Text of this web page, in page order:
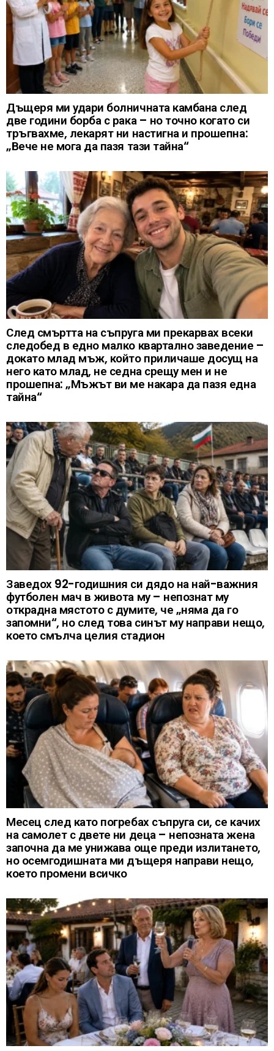
Дъщеря ми удари болничната камбана след
две години борба с рака – но точно когато си
тръгвахме, лекарят ни настигна и прошепна:
„Вече не мога да пазя тази тайна“
След смъртта на съпруга ми прекарвах всеки
следобед в едно малко квартално заведение –
докато млад мъж, който приличаше досущ на
него като млад, не седна срещу мен и не
прошепна: „Мъжът ви ме накара да пазя една
тайна“
Заведох 92-годишния си дядо на най-важния
футболен мач в живота му – непознат му
открадна мястото с думите, че „няма да го
запомни“, но след това синът му направи нещо,
което смълча целия стадион
Месец след като погребах съпруга си, се качих
на самолет с двете ни деца – непозната жена
започна да ме унижава още преди излитането,
но осемгодишната ми дъщеря направи нещо,
което промени всичко